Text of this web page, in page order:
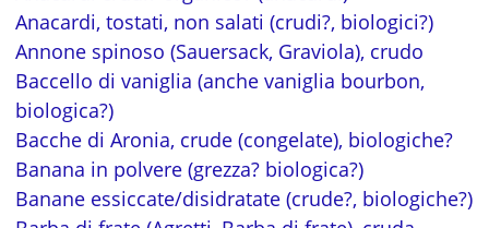
Anacardi, tostati, non salati (crudi?, biologici?)
Annone spinoso (Sauersack, Graviola), crudo
Baccello di vaniglia (anche vaniglia bourbon,
biologica?)
Bacche di Aronia, crude (congelate), biologiche?
Banana in polvere (grezza? biologica?)
Banane essiccate/disidratate (crude?, biologiche?)